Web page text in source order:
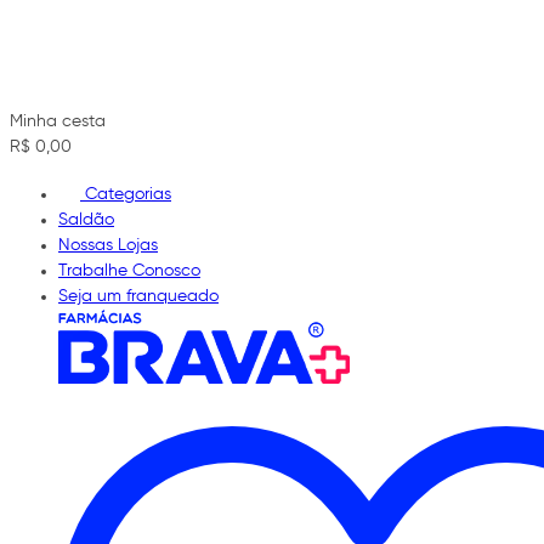
Minha cesta
R$ 0,00
Categorias
Saldão
Nossas Lojas
Trabalhe Conosco
Seja um franqueado